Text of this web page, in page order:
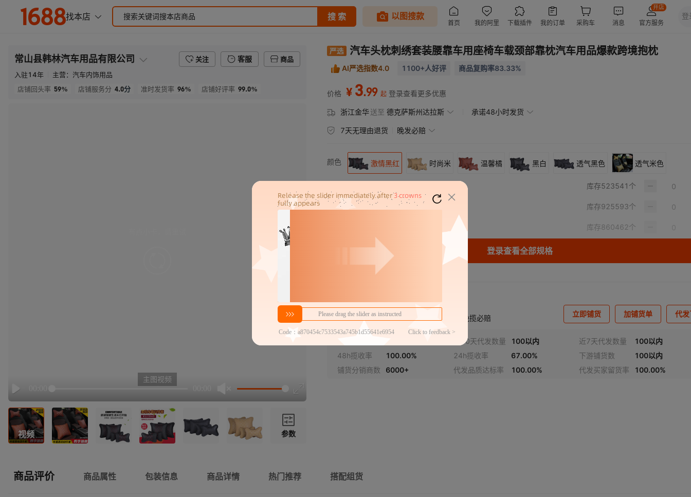
常山县韩林汽车用品有限公司 关注 客服
商品
入驻14年 主营： 汽车内饰用品
店铺回头率 59% 店铺服务分 4.0分 准时发货率 96% 店铺好评率 99.0%
Play
主图视频
视频 参数
汽车头枕刺绣套装腰靠车用座椅车载颈部靠枕汽车用品爆款跨境抱枕
AI严选指数4.0 1100+人好评 商品复购率83.33%
价格 ¥ 3.99 起 登录查看更多优惠
浙江金华送至 德克萨斯州达拉斯 承诺48小时发货
7天无理由退货 晚发必赔
颜色 激情黑红 时尚米 温馨橘 黑白 透气黑色 透气米色
库存523541 个
抱枕一个 库存925593个
库存860462个
登录查看全部规格
1件包邮￥6.4 ≥2件￥ 官方仓退货,晚揽必赔 立即铺货 加铺货单 代
近30天代发数量 100以内 近7天代发数量
100以内
48h揽收率
100.00% 24h揽收率 67.00% 下游铺货数
100以内
铺货分销商数
6000+ 代发品质达标率 100.00% 代发买家留货率 100.00%
商品评价 商品属性 包装信息 商品详情 热门推荐 搭配组货